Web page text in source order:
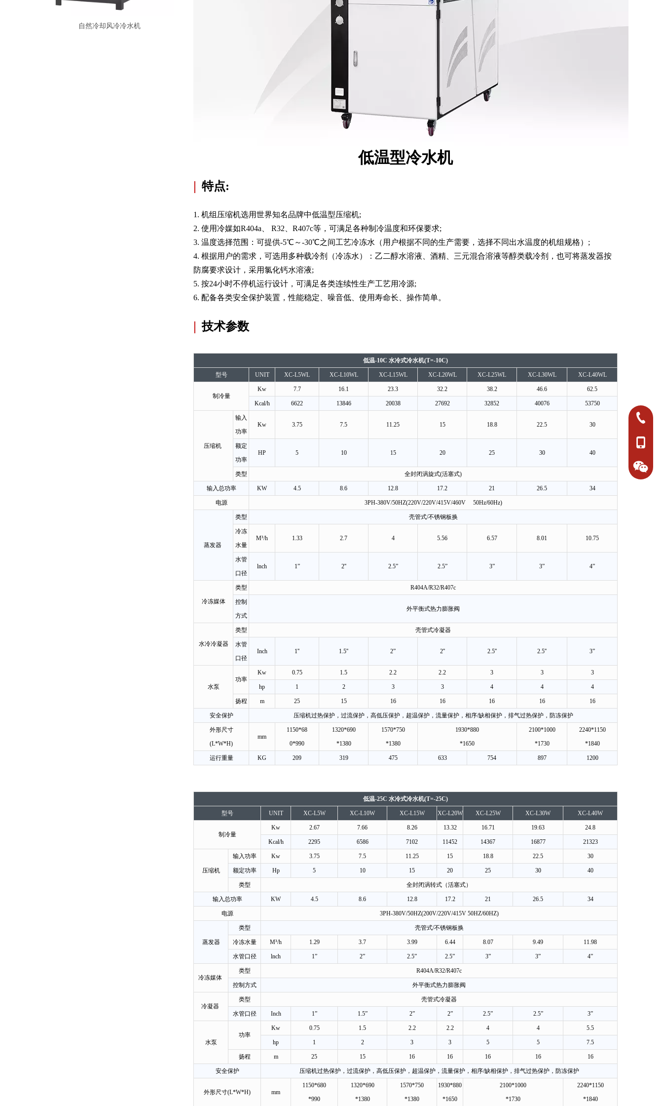
圆形冷却塔 工业一体式水冷/风冷螺杆式冷水机组
低温型冷水机
| 特点:
1. 机组压缩机选用世界知名品牌中低温型压缩机;
2. 使用冷媒如R404a、 R32、R407c等，可满足各种制冷温度和环保要求;
3. 温度选择范围：可提供-5℃～-30℃之间工艺冷冻水（用户根据不同的生产需要，选择不同出水温度的机组规格）;
4. 根据用户的需求，可选用多种载冷剂（冷冻水）：乙二醇水溶液、酒精、三元混合溶液等醇类载冷剂，也可将蒸发器按
防腐要求设计，采用氯化钙水溶液;
5. 按24小时不停机运行设计，可满足各类连续性生产工艺用冷源;
6. 配备各类安全保护装置，性能稳定、噪音低、使用寿命长、操作简单。
| 技术参数
低温-10C 水冷式冷水机(T=-10C)
型号 UNIT XC-L5WL XC-L10WL XC-L15WL XC-L20WL XC-L25WL XC-L30WL XC-L40WL
制冷量
Kw 7.7 16.1 23.3 32.2 38.2 46.6 62.5
Kcal/h 6622 13846 20038 27692 32852 40076 53750
压缩机
输入
功率
Kw 3.75 7.5 11.25 15 18.8 22.5 30
额定
功率
HP 5 10 15 20 25 30 40
类型 全封闭涡旋式(活塞式)
输入总功率 KW 4.5 8.6 12.8 17.2 21 26.5 34
电源 3PH-380V/50HZ(220V/220V/415V/460V 50Hz/60Hz)
蒸发器
类型 壳管式/不锈钢板换
冷冻
水量
M³/h 1.33 2.7 4 5.56 6.57 8.01 10.75
水管
口径
lnch 1” 2'' 2.5” 2.5” 3” 3” 4”
冷冻媒体
类型 R404A/R32/R407c
控制
方式
外平衡式热力膨胀阀
水冷冷凝器
类型 壳管式冷凝器
水管
口径
Inch 1'' 1.5'' 2” 2'' 2.5'' 2.5'' 3”
水泵
功率
Kw 0.75 1.5 2.2 2.2 3 3 3
hp 1 2 3 3 4 4 4
扬程 m 25 15 16 16 16 16 16
安全保护 压缩机过热保护，过流保护，高低压保护，超温保护，流量保护，相序/缺相保护，排气过热保护，防冻保护
外形尺寸
(L*W*H)
mm
1150*68
0*990
1320*690
*1380
1570*750
*1380
1930*880
*1650
2100*1000
*1730
2240*1150
*1840
运行重量 KG 209 319 475 633 754 897 1200
低温-25C 水冷式冷水机(T=-25C)
型号 UNIT XC-L5W XC-L10W XC-L15W XC-L20W XC-L25W XC-L30W XC-L40W
制冷量
Kw 2.67 7.66 8.26 13.32 16.71 19.63 24.8
Kcal/h 2295 6586 7102 11452 14367 16877 21323
压缩机
输入功率 Kw 3.75 7.5 11.25 15 18.8 22.5 30
额定功率 Hp 5 10 15 20 25 30 40
类型 全封闭涡转式（活塞式）
输入总功率 KW 4.5 8.6 12.8 17.2 21 26.5 34
电源 3PH-380V/50HZ(200V/220V/415V 50HZ/60HZ)
蒸发器
类型 壳管式/不锈钢板换
冷冻水量 M³/h 1.29 3.7 3.99 6.44 8.07 9.49 11.98
水管口径 lnch 1” 2” 2.5” 2.5” 3” 3” 4”
冷冻媒体
类型 R404A/R32/R407c
控制方式 外平衡式热力膨胀阀
冷凝器
类型 壳管式冷凝器
水管口径 Inch 1” 1.5” 2” 2” 2.5” 2.5” 3”
水泵
功率
Kw 0.75 1.5 2.2 2.2 4 4 5.5
hp 1 2 3 3 5 5 7.5
扬程 m 25 15 16 16 16 16 16
安全保护 压缩机过热保护，过流保护，高低压保护，超温保护，流量保护，相序/缺相保护，排气过热保护，防冻保护
外形尺寸(L*W*H) mm
1150*680
*990
1320*690
*1380
1570*750
*1380
1930*880
*1650
2100*1000
*1730
2240*1150
*1840
0750-
+86-